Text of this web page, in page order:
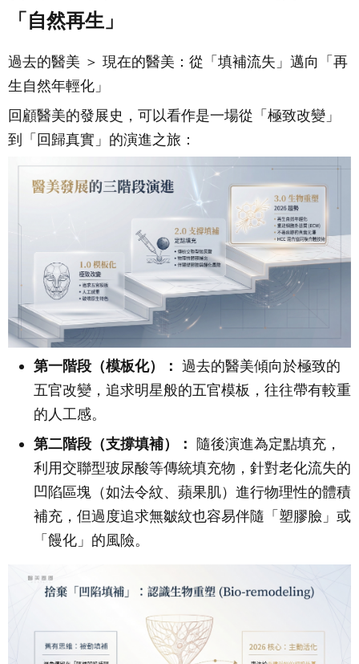
「自然再生」
過去的醫美 ＞ 現在的醫美：從「填補流失」邁向「再
生自然年輕化」
回顧醫美的發展史，可以看作是一場從「極致改變」
到「回歸真實」的演進之旅：
第一階段（模板化）： 過去的醫美傾向於極致的
五官改變，追求明星般的五官模板，往往帶有較重
的人工感。
第二階段（支撐填補）：
隨後演進為定點填充，
利用交聯型玻尿酸等傳統填充物，針對老化流失的
凹陷區塊（如法令紋、蘋果肌）進行物理性的體積
補充，但過度追求無皺紋也容易伴隨「塑膠臉」或
「饅化」的風險。